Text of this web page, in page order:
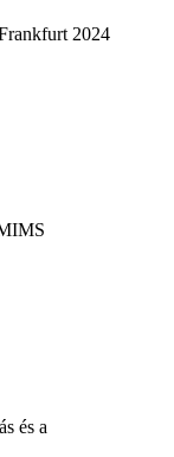
2024
és a